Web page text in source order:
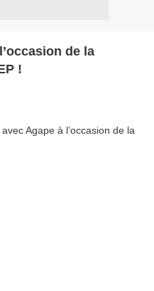
de la
!